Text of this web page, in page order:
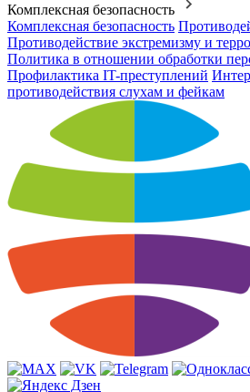
Комплексная безопасность
Комплексная безопасность
Противодействие экстремизму и
Политика в отношении обработки
Профилактика IT-преступлений
противодействия слухам и фейкам